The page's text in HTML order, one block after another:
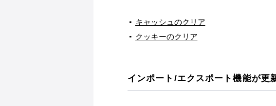
キャッシュのクリア
クッキーのクリア
インポート/エクスポート機能が更